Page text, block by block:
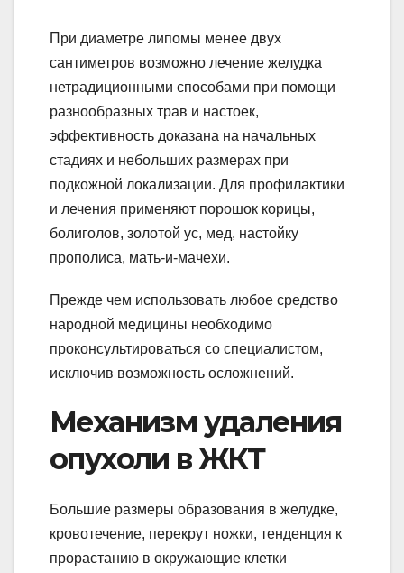
При диаметре липомы менее двух
сантиметров возможно лечение желудка
нетрадиционными способами при помощи
разнообразных трав и настоек,
эффективность доказана на начальных
стадиях и небольших размерах при
подкожной локализации. Для профилактики
и лечения применяют порошок корицы,
болиголов, золотой ус, мед, настойку
прополиса, мать-и-мачехи.
Прежде чем использовать любое средство
народной медицины необходимо
проконсультироваться со специалистом,
исключив возможность осложнений.
Механизм удаления
опухоли в ЖКТ
Большие размеры образования в желудке,
кровотечение, перекрут ножки, тенденция к
прорастанию в окружающие клетки